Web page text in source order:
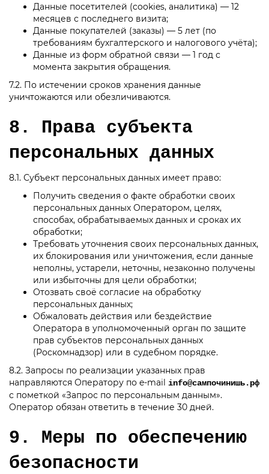
Данные посетителей (cookies, аналитика) — 12
месяцев с последнего визита;
Данные покупателей (заказы) — 5 лет (по
требованиям бухгалтерского и налогового учёта);
Данные из форм обратной связи — 1 год с
момента закрытия обращения.
7.2. По истечении сроков хранения данные
уничтожаются или обезличиваются.
8. Права субъекта
персональных данных
8.1. Субъект персональных данных имеет право:
Получить сведения о факте обработки своих
персональных данных Оператором, целях,
способах, обрабатываемых данных и сроках их
обработки;
Требовать уточнения своих персональных данных,
их блокирования или уничтожения, если данные
неполны, устарели, неточны, незаконно получены
или избыточны для цели обработки;
Отозвать своё согласие на обработку
персональных данных;
Обжаловать действия или бездействие
Оператора в уполномоченный орган по защите
прав субъектов персональных данных
(Роскомнадзор) или в судебном порядке.
8.2. Запросы по реализации указанных прав
направляются Оператору по e-mail info@сампочинишь.рф
с пометкой «Запрос по персональным данным».
Оператор обязан ответить в течение 30 дней.
9. Меры по обеспечению
безопасности